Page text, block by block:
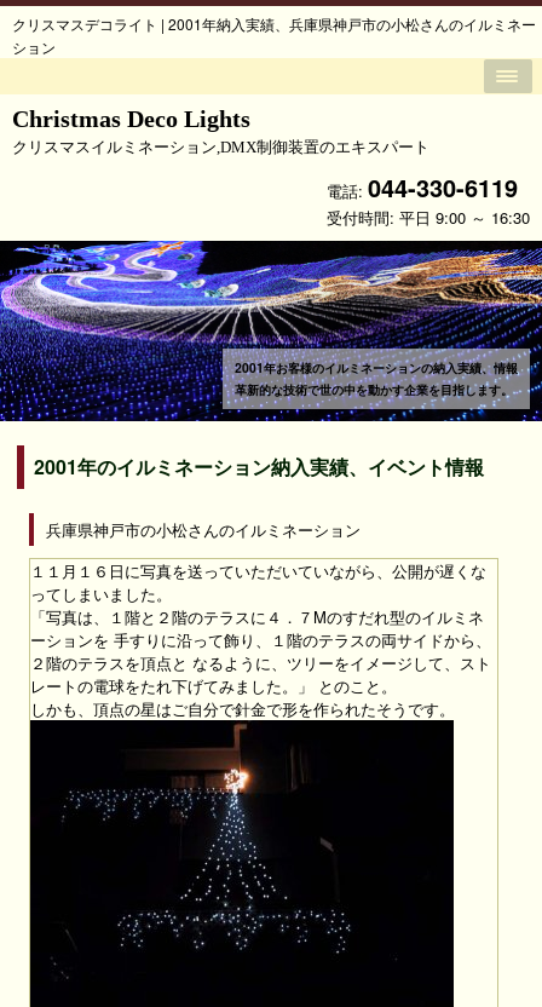
クリスマスデコライト | 2001年納入実績、兵庫県神戸市の小松さんのイルミネー
ション
Christmas Deco Lights
クリスマスイルミネーション,DMX制御装置のエキスパート
電話: 044-330-6119
受付時間: 平日 9:00 ～ 16:30
2001年お客様のイルミネーションの納入実績、情報
革新的な技術で世の中を動かす企業を目指します。
2001年のイルミネーション納入実績、イベント情報
兵庫県神戸市の小松さんのイルミネーション
１１月１６日に写真を送っていただいていながら、公開が遅くな
ってしまいました。
「写真は、１階と２階のテラスに４．７Mのすだれ型のイルミネ
ーションを 手すりに沿って飾り、１階のテラスの両サイドから、
２階のテラスを頂点と なるように、ツリーをイメージして、スト
レートの電球をたれ下げてみました。」 とのこと。
しかも、頂点の星はご自分で針金で形を作られたそうです。